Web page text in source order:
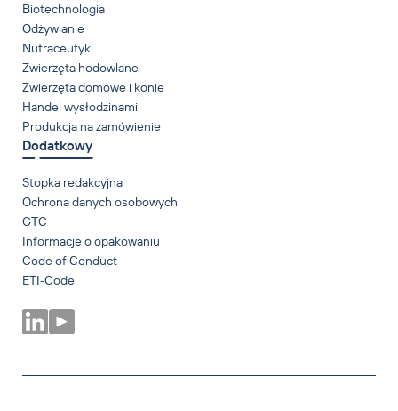
Biotechnologia
Odżywianie
Nutraceutyki
Zwierzęta hodowlane
Zwierzęta domowe i konie
Handel wysłodzinami
Produkcja na zamówienie
Dodatkowy
Stopka redakcyjna
Ochrona danych osobowych
GTC
Informacje o opakowaniu
Code of Conduct
ETI-Code